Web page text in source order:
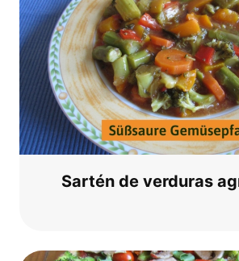
Sar­tén de ver­du­ras